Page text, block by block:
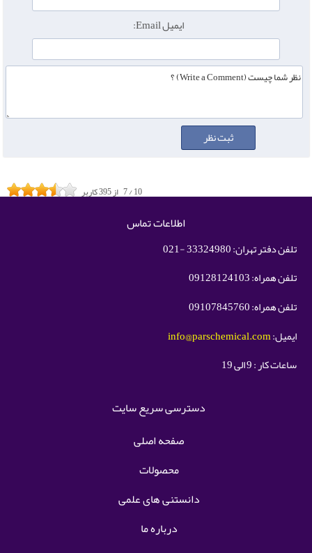
ایمیل Email:
7/10 از395کاربر
اطلاعات تماس
تلفن دفتر تهران: 33324980 -021
تلفن همراه: 09128124103
تلفن همراه: 09107845760
ایمیل:info@parschemical.com
ساعات کار : 9 الی 19
دسترسی سریع سایت
صفحه اصلی
محصولات
دانستنی های علمی
درباره ما